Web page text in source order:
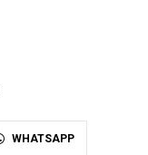
WHATSAPP